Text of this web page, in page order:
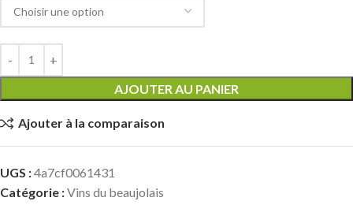
AJOUTER AU PANIER
Ajouter à la comparaison
UGS :4a7cf0061431
Catégorie :Vins du beaujolais